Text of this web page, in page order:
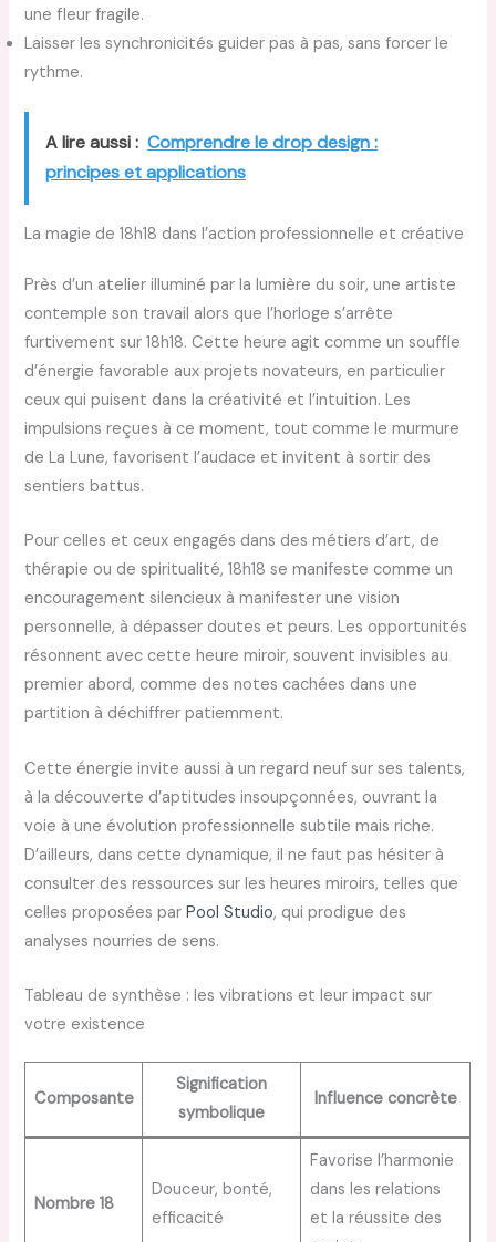
une fleur fragile.
Laisser les synchronicités guider pas à pas, sans forcer le
rythme.
A lire aussi : Comprendre le drop design :
principes et applications
La magie de 18h18 dans l’action professionnelle et créative
Près d’un atelier illuminé par la lumière du soir, une artiste
contemple son travail alors que l’horloge s’arrête
furtivement sur 18h18. Cette heure agit comme un souffle
d’énergie favorable aux projets novateurs, en particulier
ceux qui puisent dans la créativité et l’intuition. Les
impulsions reçues à ce moment, tout comme le murmure
de La Lune, favorisent l’audace et invitent à sortir des
sentiers battus.
Pour celles et ceux engagés dans des métiers d’art, de
thérapie ou de spiritualité, 18h18 se manifeste comme un
encouragement silencieux à manifester une vision
personnelle, à dépasser doutes et peurs. Les opportunités
résonnent avec cette heure miroir, souvent invisibles au
premier abord, comme des notes cachées dans une
partition à déchiffrer patiemment.
Cette énergie invite aussi à un regard neuf sur ses talents,
à la découverte d’aptitudes insoupçonnées, ouvrant la
voie à une évolution professionnelle subtile mais riche.
D’ailleurs, dans cette dynamique, il ne faut pas hésiter à
consulter des ressources sur les heures miroirs, telles que
celles proposées parPool Studio, qui prodigue des
analyses nourries de sens.
Tableau de synthèse : les vibrations et leur impact sur
votre existence
Composante
Signification
symbolique
Influence concrète
Nombre 18
Douceur, bonté,
efficacité
Favorise l’harmonie
dans les relations
et la réussite des